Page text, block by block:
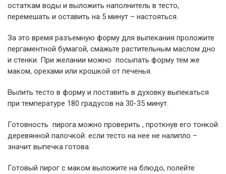
остаткам воды и выложить наполнитель в тесто,
перемешать и оставить на 5 минут – настояться.
За это время разъемную форму для выпекания проложите
пергаментной бумагой, смажьте растительным маслом дно
и стенки. При желании можно посыпать форму тем же
маком, орехами или крошкой от печенья.
Вылить тесто в форму и поставить в духовку выпекаться
при температуре 180 градусов на 30-35 минут.
Готовность пирога можно проверить , проткнув его тонкой
деревянной палочкой: если тесто на нее не налипло –
значит выпечка готова.
Готовый пирог с маком выложите на блюдо, полейте